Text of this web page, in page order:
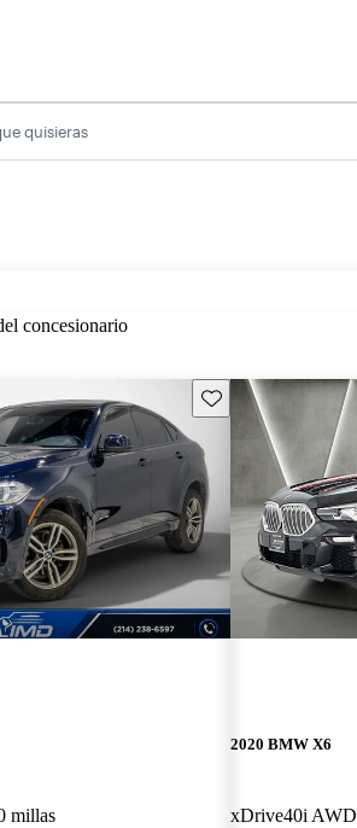
quisieras
concesionario
Guarda este Aviso
millas
2020 BMW X6
xDrive40i AWD